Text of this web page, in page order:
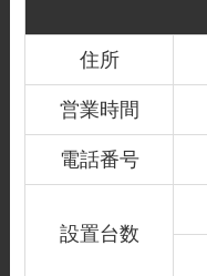
住所
営業時間
電話番号
設置台数